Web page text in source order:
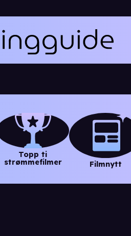
Topp ti
strømmefilmer
Filmnytt